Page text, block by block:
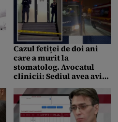
Cazul fetiței de doi ani
care a murit la
stomatolog. Avocatul
clinicii: Sediul avea aviz
Autorizaţia sanitară era
în curs de finalizare